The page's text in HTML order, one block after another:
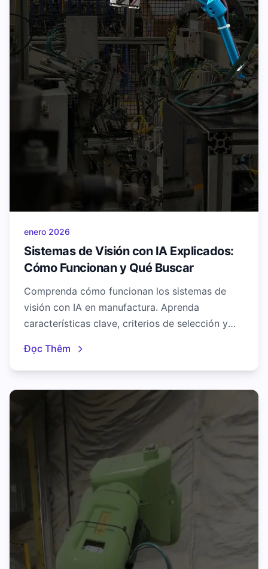
enero 2026
Sistemas de Visión con IA Explicados:
Cómo Funcionan y Qué Buscar
Comprenda cómo funcionan los sistemas de
visión con IA en manufactura. Aprenda
características clave, criterios de selección y
aplicaciones industriales.
Đọc Thêm